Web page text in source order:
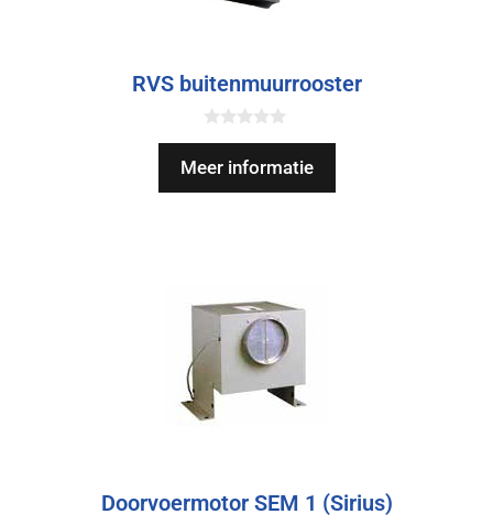
RVS buitenmuurrooster
0
a
Meer informatie
Doorvoermotor SEM 1 (Sirius)